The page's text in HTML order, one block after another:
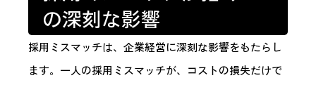
の深刻な影響
採用ミスマッチは、企業経営に深刻な影響をもたらし
ます。一人の採用ミスマッチが、コストの損失だけで